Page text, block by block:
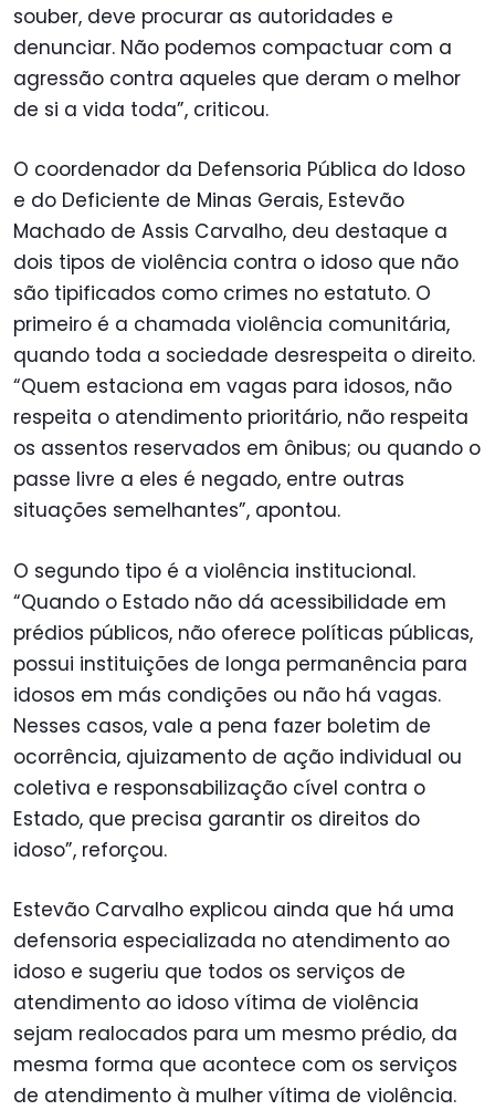
souber, deve procurar as autoridades e
denunciar. Não podemos compactuar com a
agressão contra aqueles que deram o melhor
de si a vida toda”, criticou.
O coordenador da Defensoria Pública do Idoso
e do Deficiente de Minas Gerais, Estevão
Machado de Assis Carvalho, deu destaque a
dois tipos de violência contra o idoso que não
são tipificados como crimes no estatuto. O
primeiro é a chamada violência comunitária,
quando toda a sociedade desrespeita o direito.
“Quem estaciona em vagas para idosos, não
respeita o atendimento prioritário, não respeita
os assentos reservados em ônibus; ou quando o
passe livre a eles é negado, entre outras
situações semelhantes”, apontou.
O segundo tipo é a violência institucional.
“Quando o Estado não dá acessibilidade em
prédios públicos, não oferece políticas públicas,
possui instituições de longa permanência para
idosos em más condições ou não há vagas.
Nesses casos, vale a pena fazer boletim de
ocorrência, ajuizamento de ação individual ou
coletiva e responsabilização cível contra o
Estado, que precisa garantir os direitos do
idoso”, reforçou.
Estevão Carvalho explicou ainda que há uma
defensoria especializada no atendimento ao
idoso e sugeriu que todos os serviços de
atendimento ao idoso vítima de violência
sejam realocados para um mesmo prédio, da
mesma forma que acontece com os serviços
de atendimento à mulher vítima de violência.